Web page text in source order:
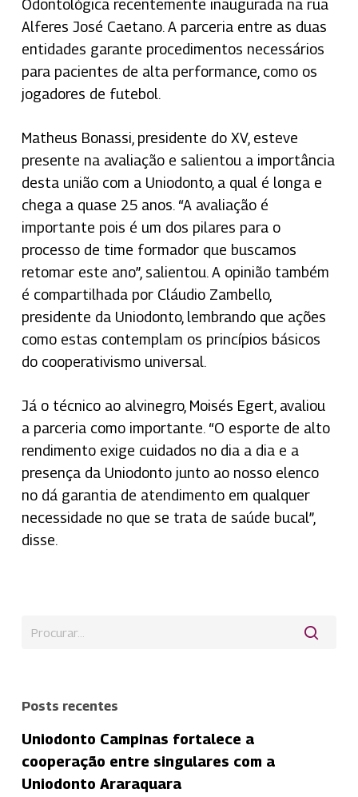
Odontológica recentemente inaugurada na rua
Alferes José Caetano. A parceria entre as duas
entidades garante procedimentos necessários
para pacientes de alta performance, como os
jogadores de futebol.
Matheus Bonassi, presidente do XV, esteve
presente na avaliação e salientou a importância
desta união com a Uniodonto, a qual é longa e
chega a quase 25 anos. “A avaliação é
importante pois é um dos pilares para o
processo de time formador que buscamos
retomar este ano”, salientou. A opinião também
é compartilhada por Cláudio Zambello,
presidente da Uniodonto, lembrando que ações
como estas contemplam os princípios básicos
do cooperativismo universal.
Já o técnico ao alvinegro, Moisés Egert, avaliou
a parceria como importante. “O esporte de alto
rendimento exige cuidados no dia a dia e a
presença da Uniodonto junto ao nosso elenco
no dá garantia de atendimento em qualquer
necessidade no que se trata de saúde bucal”,
disse.
Posts recentes
Uniodonto Campinas fortalece a
cooperação entre singulares com a
Uniodonto Araraquara